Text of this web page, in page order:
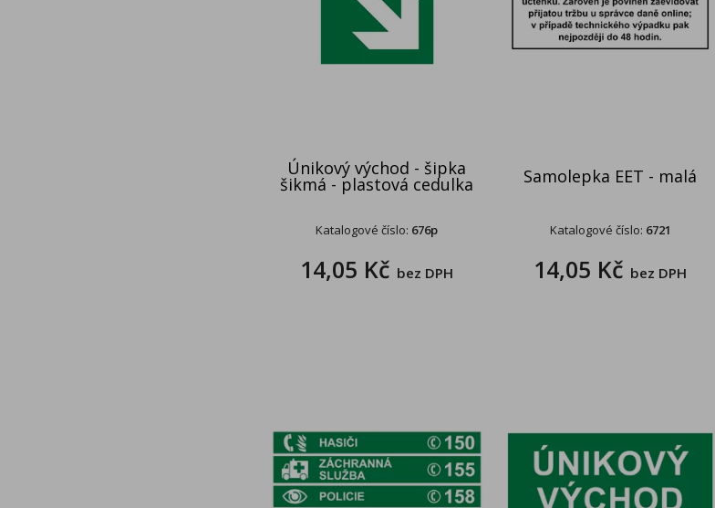
Únikový východ - šipka
šikmá - plastová cedulka
Katalogové číslo: 676p
14,05 Kč bez DPH
Samolepka EET - malá
Katalogové číslo: 6721
14,05 Kč bez DPH